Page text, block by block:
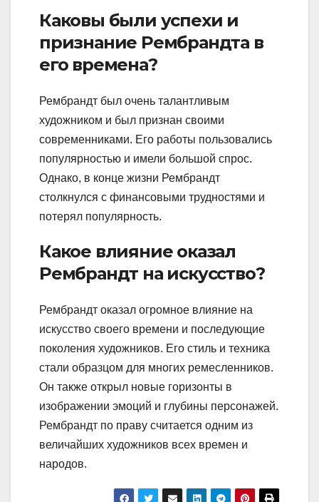
Каковы были успехи и
признание Рембрандта в
его времена?
Рембрандт был очень талантливым
художником и был признан своими
современниками. Его работы пользовались
популярностью и имели большой спрос.
Однако, в конце жизни Рембрандт
столкнулся с финансовыми трудностями и
потерял популярность.
Какое влияние оказал
Рембрандт на искусство?
Рембрандт оказал огромное влияние на
искусство своего времени и последующие
поколения художников. Его стиль и техника
стали образцом для многих ремесленников.
Он также открыл новые горизонты в
изображении эмоций и глубины персонажей.
Рембрандт по праву считается одним из
величайших художников всех времен и
народов.